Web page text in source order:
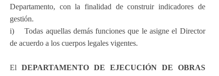
Departamento, con la finalidad de construir indicadores de
gestión.
i) Todas aquellas demás funciones que le asigne el Director
de acuerdo a los cuerpos legales vigentes.
El DEPARTAMENTO DE EJECUCIÓN DE OBRAS